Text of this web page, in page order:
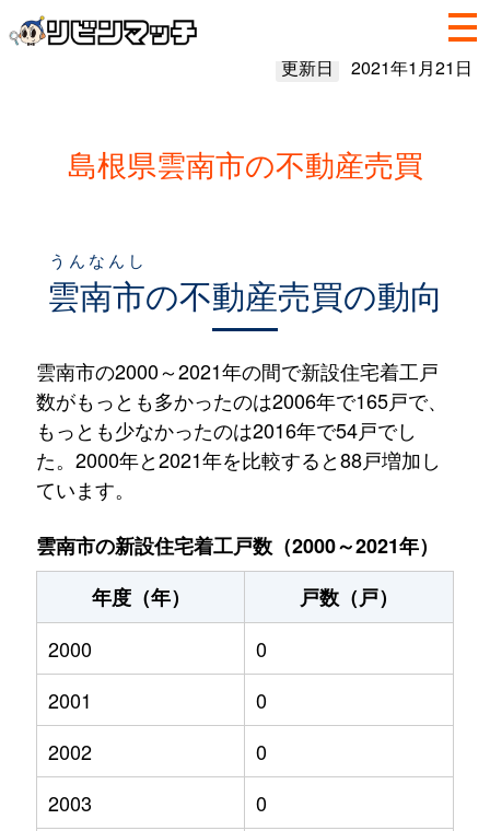
更新日 2021年1月21日
島根県雲南市の不動産売買
雲南市
うんなんし
の不動産売買の動向
雲南市の2000～2021年の間で新設住宅着工戸
数がもっとも多かったのは2006年で165戸で、
もっとも少なかったのは2016年で54戸でし
た。2000年と2021年を比較すると88戸増加し
ています。
雲南市の新設住宅着工戸数（2000～2021年）
年度（年）
戸数（戸）
2000
0
2001
0
2002
0
2003
0